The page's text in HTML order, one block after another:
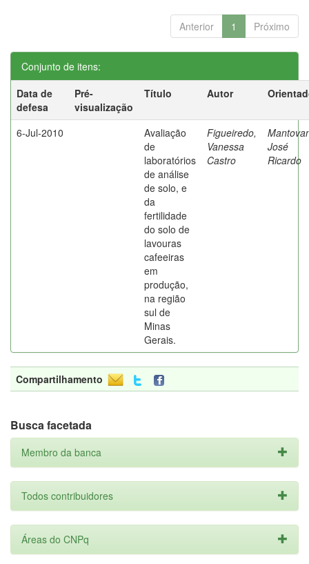
Anterior 1 Próximo
Conjunto de itens:
Data de
defesa
Pré-
visualização
Título Autor
6-Jul-2010
Avaliação
de
laboratórios
de análise
de solo, e
da
fertilidade
do solo de
lavouras
cafeeiras
em
produção,
na região
sul de
Minas
Gerais.
Figueiredo,
Vanessa
Castro
José
Ricardo
Compartilhamento
Busca facetada
Membro da banca
Todos contribuidores
Áreas do CNPq